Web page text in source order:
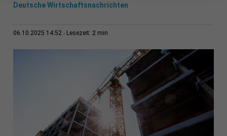
Deutsche Wirtschaftsnachrichten
06.10.2025 14:52 Lesezeit: 2 min